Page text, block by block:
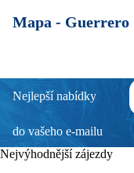
Mapa - Guerrero
Nejlepší nabídky
do vašeho e-mailu
Nejvýhodnější zájezdy